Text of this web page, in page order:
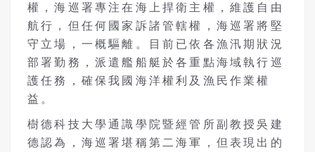
權，海巡署專注在海上捍衛主權，維護自由
航行，但任何國家訴諸管轄權，海巡署將堅
守立場，一概驅離。目前已依各漁汛期狀況
部署勤務，派遣艦船艇於各重點海域執行巡
護任務，確保我國海洋權利及漁民作業權
益。
樹德科技大學通識學院暨經管所副教授吳建
德認為，海巡署堪稱第二海軍，但表現出的